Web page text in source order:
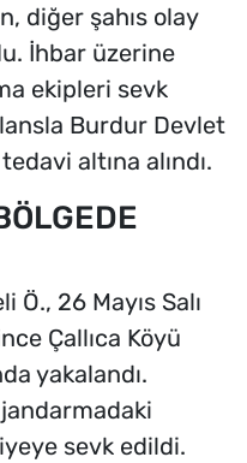
diğer şahıs olay
İhbar üzerine
ekipleri sevk
Burdur Devlet
altına alındı.
Ö., 26 Mayıs Salı
Çallıca Köyü
yakalandı.
jandarmadaki
sevk edildi.